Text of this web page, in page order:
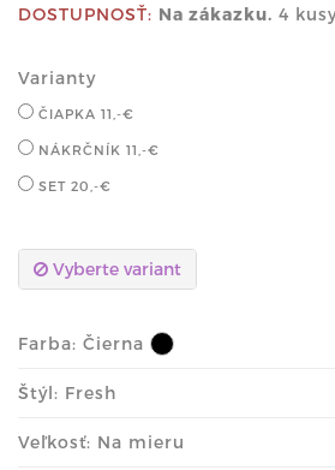
DOSTUPNOSŤ: Na zákazku. 4
Varianty
ČIAPKA 11,-€
NÁKRČNÍK 11,-€
SET 20,-€
Vyberte variant
Farba: Čierna
Štýl: Fresh
Veľkosť: Na mieru